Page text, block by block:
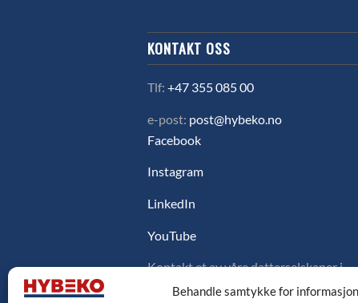
Behandle samtykke for
KONTAKT OSS
Tlf:+47 355 085 00
e-post: post@hybeko.no
Facebook
Instagram
LinkedIn
YouTube
Kontakt et av våre datterselskaper i
Sverige, Danmark eller Finland ved å